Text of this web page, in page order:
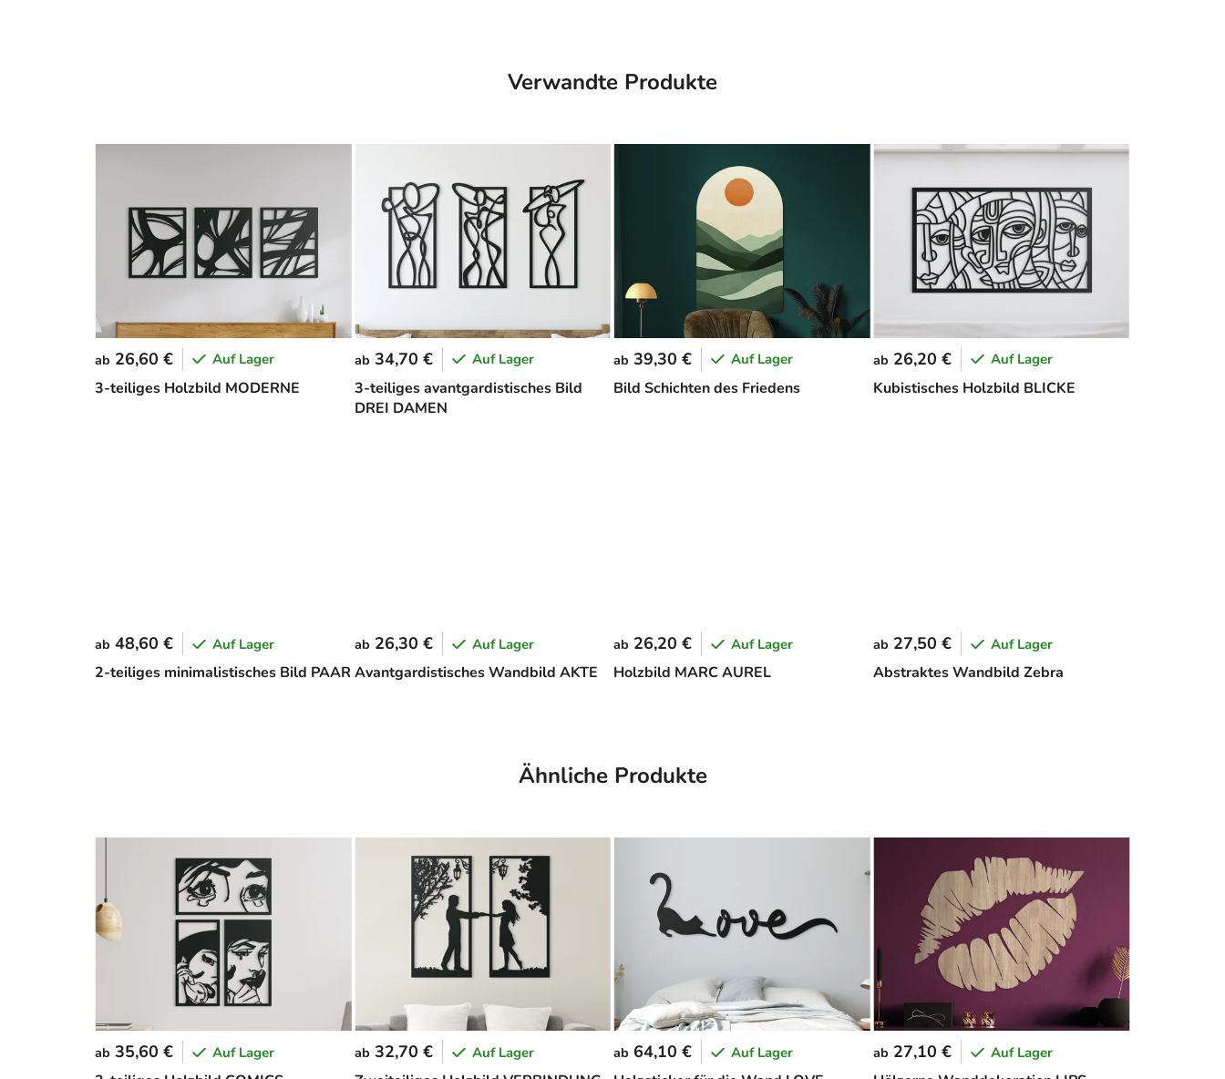
Verwandte Produkte
3-teiliges Holzbild MODERNE
ab 26,60 € Auf Lager
3-teiliges avantgardistisches Bild
DREI DAMEN
ab 34,70 € Auf Lager
Bild Schichten des Friedens
ab 39,30 € Auf Lager
Kubistisches Holzbild BLICKE
ab 26,20 € Auf Lager
2-teiliges minimalistisches Bild PAAR
ab 48,60 € Auf Lager
Avantgardistisches Wandbild AKTE
ab 26,30 € Auf Lager
Holzbild MARC AUREL
ab 26,20 € Auf Lager
Abstraktes Wandbild Zebra
ab 27,50 € Auf Lager
Ähnliche Produkte
ab 35,60 € Auf Lager ab 32,70 € Auf Lager ab 64,10 € Auf Lager ab 27,10 € Auf Lager